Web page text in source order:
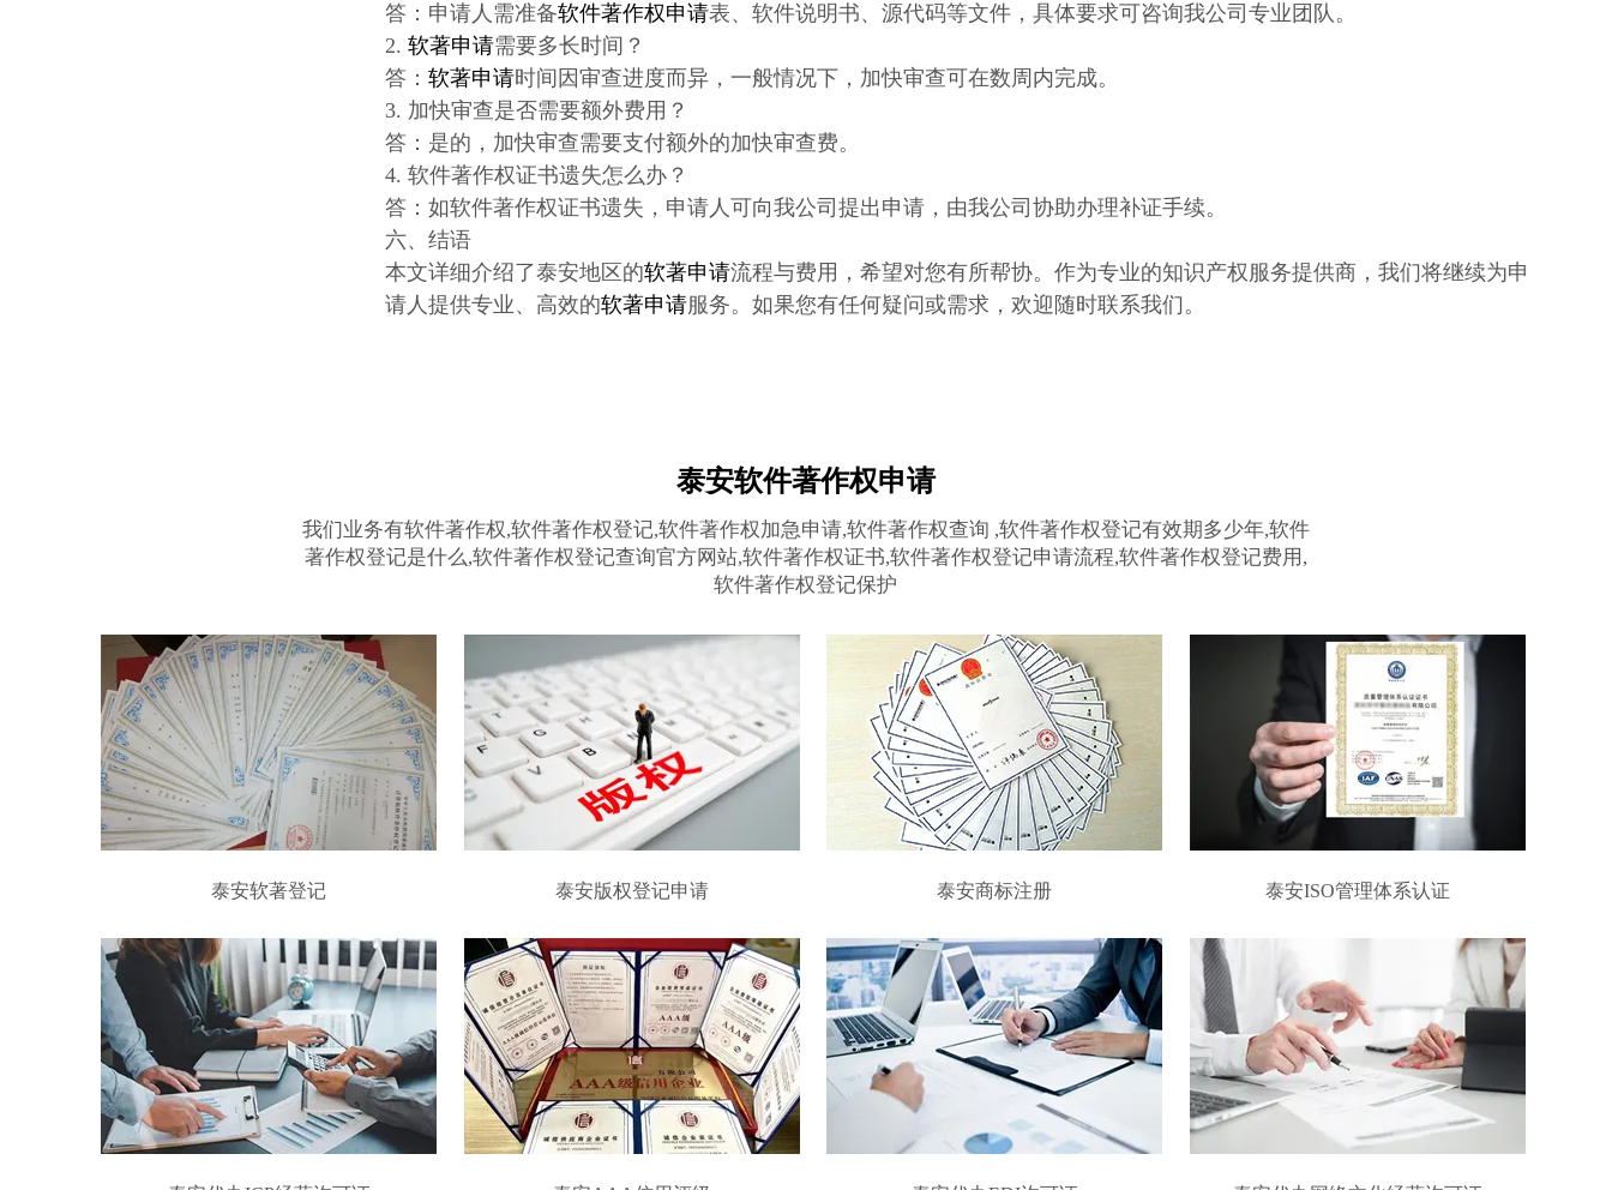
答：申请人需准备软件著作权申请表、软件说明书、源代码等文件，具体要求可咨询我公司专业团队。
2.软著申请需要多长时间？
答：软著申请时间因审查进度而异，一般情况下，加快审查可在数周内完成。
3. 加快审查是否需要额外费用？
答：是的，加快审查需要支付额外的加快审查费。
4. 软件著作权证书遗失怎么办？
答：如软件著作权证书遗失，申请人可向我公司提出申请，由我公司协助办理补证手续。
六、结语
本文详细介绍了泰安地区的软著申请流程与费用，希望对您有所帮协。作为专业的知识产权服务提供商，我们将继续为申
请人提供专业、高效的软著申请服务。如果您有任何疑问或需求，欢迎随时联系我们。
泰安软件著作权申请
我们业务有软件著作权,软件著作权登记,软件著作权加急申请,软件著作权查询 ,软件著作权登记有效期多少年,软件
著作权登记是什么,软件著作权登记查询官方网站,软件著作权证书,软件著作权登记申请流程,软件著作权登记费用,
软件著作权登记保护
泰安软著登记 泰安版权登记申请 泰安商标注册 泰安ISO管理体系认证